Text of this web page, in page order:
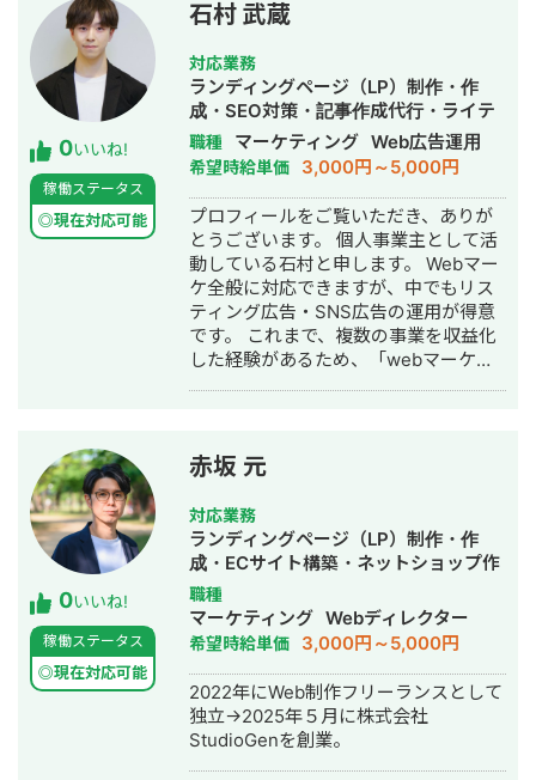
でモール内ランキング1位を獲得。
0いいね!
稼働ステータス
◎現在対応可能
石村 武蔵
対応業務
ランディングページ（LP）制作・作
成・SEO対策・記事作成代行・ライテ
ィング・ホームページ制作・作成・バ
ナー制作・デザイン・ロゴデザイン・
作成・リスティング広告運用代行・オ
ウンドメディア制作・構築・運用代行
職種 マーケティング Web広告運用
希望時給単価 3,000円～5,000円
プロフィールをご覧いただき、ありが
とうございます。 個人事業主として活
動している石村と申します。 Webマー
ケ全般に対応できますが、中でもリス
ティング広告・SNS広告の運用が得意
です。 これまで、複数の事業を収益化
した経験があるため、「webマーケテ
確保されていないフェーズにおける
web集客のご依頼もあったため、低予
算での収益化も可能です。 ■略歴 web
広告代理店にて勤務→web広告代理店
へ転職→独立 ■対応できる業務 ・イン
ターネット広告（Google広告、
Facebook広告、Instagram広告、
Yahoo!広告、TikTok広告、Twitter広告
等）に関連する、設定や運用、GTM、
GAを用いた計測タグの設置など ・SEO
対策/記事制作代行 ・webサイト制作
■得意領域 ・オンラインスクール ・求
人サイト（toC） ・求人広告の代理販
売（toB）
0いいね!
稼働ステータス
◎現在対応可能
赤坂 元
対応業務
ランディングページ（LP）制作・作
成・ECサイト構築・ネットショップ作
成代行・ホームページ制作・作成・バ
ナー制作・デザイン・ロゴデザイン・
作成
職種
マーケティング Webディレクター
希望時給単価 3,000円～5,000円
2022年にWeb制作フリーランスとして
独立→2025年５月に株式会社
StudioGenを創業。